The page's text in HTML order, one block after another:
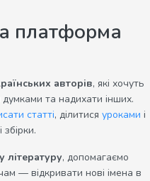
платформа
авторів, які хочуть
думками та надихати інших.
статті, ділитися уроками і
збірки.
літературу, допомагаємо
— відкривати нові імена в